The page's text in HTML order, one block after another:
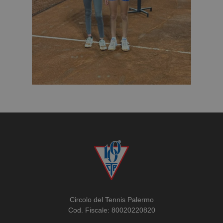
Circolo del Tennis Palermo
Cod. Fiscale: 80020220820